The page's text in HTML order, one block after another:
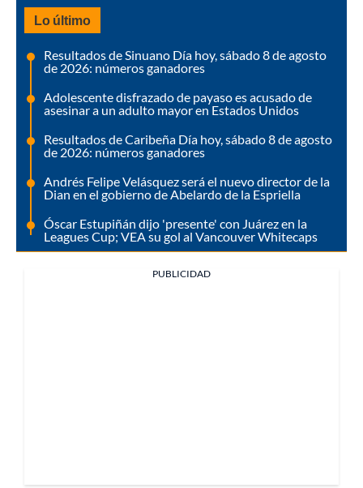
Lo último
Resultados de Sinuano Día hoy, sábado 8 de agosto
de 2026: números ganadores
Adolescente disfrazado de payaso es acusado de
asesinar a un adulto mayor en Estados Unidos
Resultados de Caribeña Día hoy, sábado 8 de agosto
de 2026: números ganadores
Andrés Felipe Velásquez será el nuevo director de la
Dian en el gobierno de Abelardo de la Espriella
Óscar Estupiñán dijo 'presente' con Juárez en la
Leagues Cup; VEA su gol al Vancouver Whitecaps
PUBLICIDAD